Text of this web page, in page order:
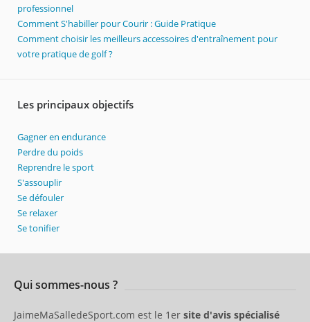
professionnel
Comment S'habiller pour Courir : Guide Pratique
Comment choisir les meilleurs accessoires d'entraînement pour
votre pratique de golf ?
Les principaux objectifs
Gagner en endurance
Perdre du poids
Reprendre le sport
S'assouplir
Se défouler
Se relaxer
Se tonifier
Qui sommes-nous ?
JaimeMaSalledeSport.com est le 1er site d'avis spécialisé